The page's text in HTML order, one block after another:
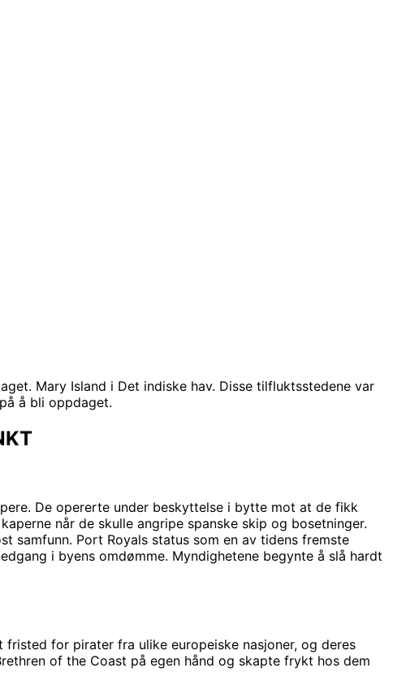
Mary Island i Det indiske hav. Disse tilfluktsstedene var
å bli oppdaget.
De opererte under beskyttelse i bytte mot at de fikk
når de skulle angripe spanske skip og bosetninger.
samfunn. Port Royals status som en av tidens fremste
i byens omdømme. Myndighetene begynte å slå hardt
for pirater fra ulike europeiske nasjoner, og deres
of the Coast på egen hånd og skapte frykt hos dem